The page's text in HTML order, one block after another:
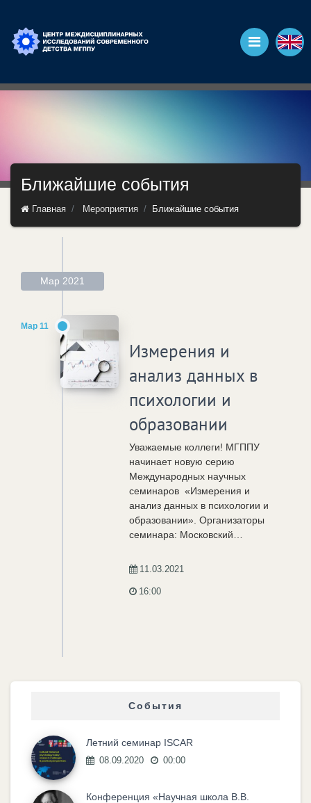
Ближайшие события
Главная Мероприятия Ближайшие события
Мар 2021
Мар 11
Измерения и
анализ данных в
психологии и
образовании
Уважаемые коллеги! МГППУ
начинает новую серию
Международных научных
семинаров «Измерения и
анализ данных в психологии и
образовании». Организаторы
семинара: Московский…
11.03.2021
16:00
События
Летний семинар ISCAR
08.09.2020 00:00
Конференция «Научная школа В.В.